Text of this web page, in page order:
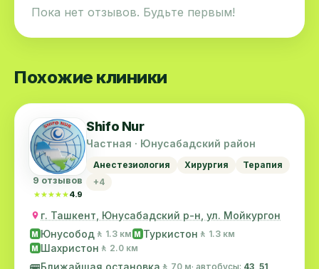
Пока нет отзывов. Будьте первым!
Похожие клиники
9 отзывов
★★★★★
★★★★★4.9
Shifo Nur
Частная · Юнусабадский район
Анестезиология Хирургия
Терапия
+4
г. Ташкент, Юнусабадский р-н, ул. Мойкургон
M Юнусобод 🚶 1.3 км M Туркистон 🚶 1.3 км
M Шахристон 🚶 2.0 км
🚌Ближайшая остановка 🚶 70 м· автобусы: 43, 51